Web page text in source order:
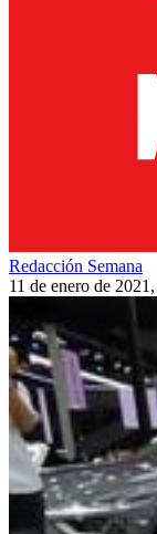
Redacción Semana
11 de enero de